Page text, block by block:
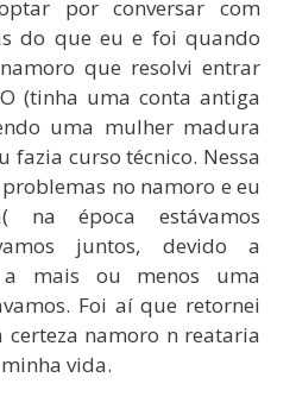
por conversar com
do que eu e foi quando
que resolvi entrar
(tinha uma conta antiga
uma mulher madura
fazia curso técnico. Nessa
no namoro e eu
na época estávamos
juntos, devido a
a mais ou menos uma
Foi aí que retornei
namoro n reataria
vida.